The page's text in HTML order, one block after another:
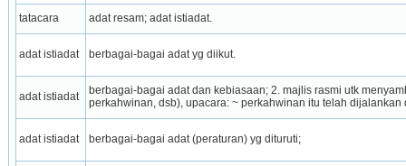
tatacara adat resam; adat istiadat.
adat istiadat berbagai-bagai adat yg diikut.
adat istiadat
berbagai-bagai adat dan kebiasaan; 2. majlis rasmi utk
perkahwinan, dsb), upacara: ~ perkahwinan itu telah dijalankan
adat istiadat berbagai-bagai adat (peraturan) yg dituruti;